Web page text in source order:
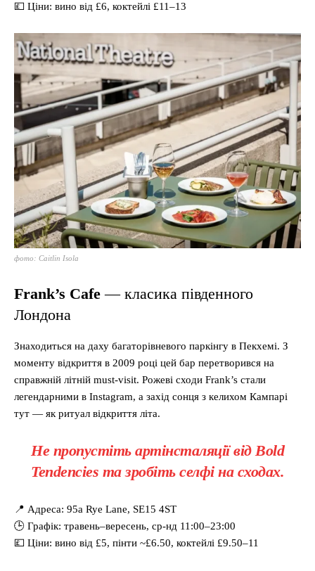
💷 Ціни: вино від £6, коктейлі £11–13
фото: Caitlin Isola
Frank’s Cafe — класика південного
Лондона
Знаходиться на даху багаторівневого паркінгу в Пекхемі. З
моменту відкриття в 2009 році цей бар перетворився на
справжній літній must-visit. Рожеві сходи Frank’s стали
легендарними в Instagram, а захід сонця з келихом Кампарі
тут — як ритуал відкриття літа.
Не пропустіть артінсталяції від Bold
Tendencies та зробіть селфі на сходах.
📍 Адреса: 95a Rye Lane, SE15 4ST
🕒 Графік: травень–вересень, ср-нд 11:00–23:00
💷 Ціни: вино від £5, пінти ~£6.50, коктейлі £9.50–11